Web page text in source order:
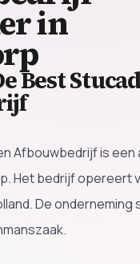
in
Best
Afbouwbedrijf is een
Het bedrijf opereert
De onderneming